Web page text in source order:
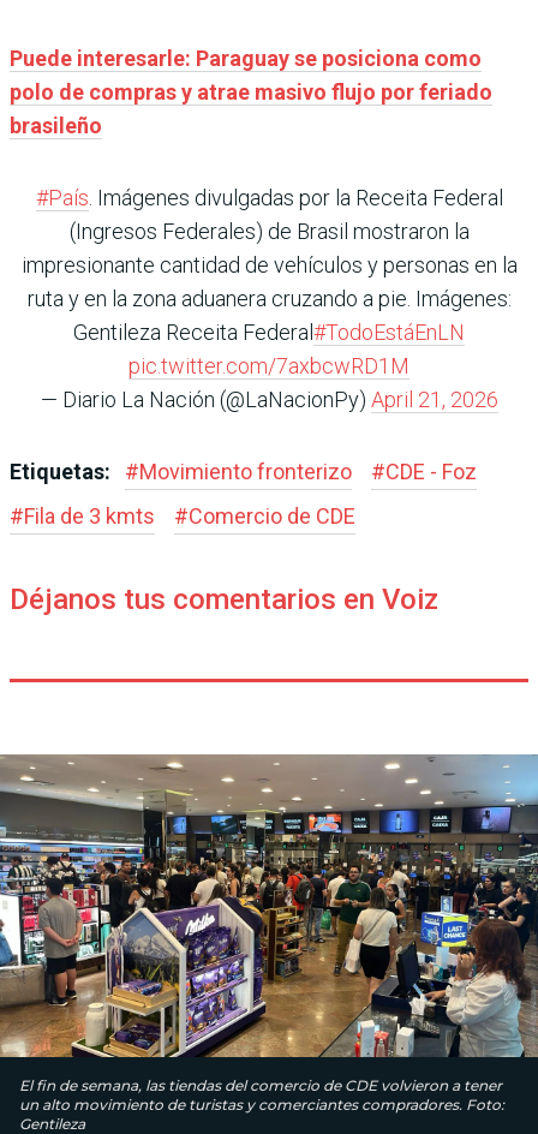
Puede interesarle: Paraguay se posiciona como
polo de compras y atrae masivo flujo por feriado
brasileño
#País . Imágenes divulgadas por la Receita Federal
(Ingresos Federales) de Brasil mostraron la
impresionante cantidad de vehículos y personas en la
ruta y en la zona aduanera cruzando a pie. Imágenes:
Gentileza Receita Federal#TodoEstáEnLN
pic.twitter.com/7axbcwRD1M
— Diario La Nación (@LaNacionPy) April 21, 2026
Etiquetas: #Movimiento fronterizo #CDE - Foz
#Fila de 3 kmts #Comercio de CDE
Déjanos tus comentarios en Voiz
El fin de semana, las tiendas del comercio de CDE volvieron a tener
un alto movimiento de turistas y comerciantes compradores. Foto:
Gentileza